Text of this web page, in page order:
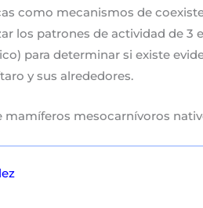
como mecanismos de
los patrones de actividad de 3
para determinar si existe
y sus alrededores.
mamíferos mesocarnívoros